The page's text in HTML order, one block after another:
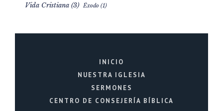
Vida Cristiana (3) Éxodo (1)
INICIO
NUESTRA IGLESIA
SERMONES
CENTRO DE CONSEJERÍA BÍBLICA